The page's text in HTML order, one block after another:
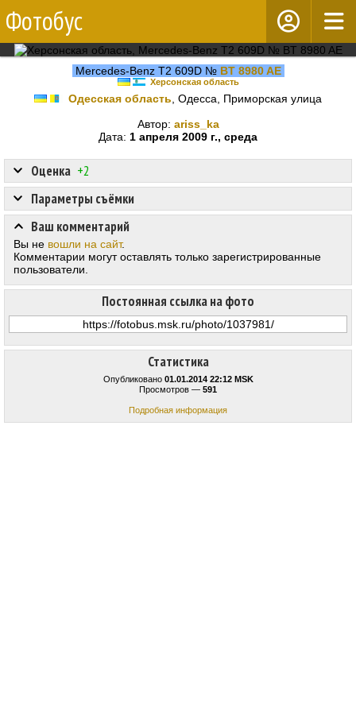
Фотобус
Mercedes-Benz T2 609D № BT 8980 AE
Херсонская область
Одесская область , Одесса, Приморская улица
Автор: ariss_ka
Дата: 1 апреля 2009 г., среда
Статистика
Опубликовано 01.01.2014 22:12 MSK
Просмотров — 591
Подробная информация
Оценка +2
Постоянная ссылка на фото
Параметры съёмки
Ваш комментарий
Вы не вошли на сайт.
Комментарии могут оставлять только зарегистрированные
пользователи.